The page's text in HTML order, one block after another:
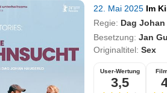
22. Mai 2025 Im
Regie: Dag
Besetzung: Jan
Originaltitel: Sex
User-Wertung
3,5